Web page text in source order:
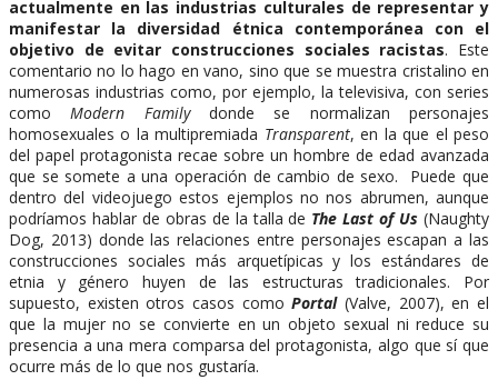
actualmente en las industrias culturales de representar y
manifestar la diversidad étnica contemporánea con el
objetivo de evitar construcciones sociales racistas. Este
comentario no lo hago en vano, sino que se muestra cristalino en
numerosas industrias como, por ejemplo, la televisiva, con series
comoModern Familydonde se normalizan personajes
homosexuales o la multipremiada Transparent, en la que el peso
del papel protagonista recae sobre un hombre de edad avanzada
que se somete a una operación de cambio de sexo. Puede que
dentro del videojuego estos ejemplos no nos abrumen, aunque
podríamos hablar de obras de la talla de The Last of Us(Naughty
Dog, 2013) donde las relaciones entre personajes escapan a las
construcciones sociales más arquetípicas y los estándares de
etnia y género huyen de las estructuras tradicionales. Por
supuesto, existen otros casos comoPortal(Valve, 2007), en el
que la mujer no se convierte en un objeto sexual ni reduce su
presencia a una mera comparsa del protagonista, algo que sí que
ocurre más de lo que nos gustaría.